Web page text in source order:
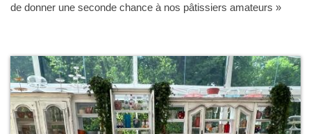
de donner une seconde chance à nos pâtissiers amateurs »